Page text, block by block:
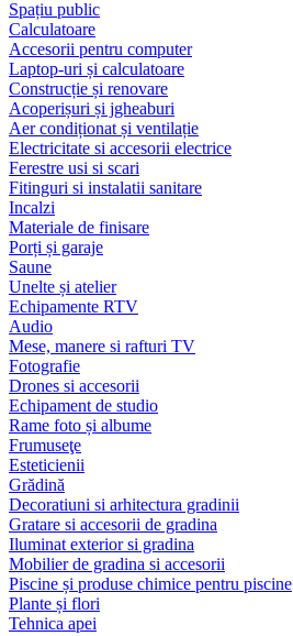
Spațiu public
Calculatoare
Accesorii pentru computer
Laptop-uri și calculatoare
Construcție și renovare
Acoperișuri și jgheaburi
Aer condiționat și ventilație
Electricitate si accesorii electrice
Ferestre usi si scari
Fitinguri si instalatii sanitare
Incalzi
Materiale de finisare
Porți și garaje
Saune
Unelte și atelier
Echipamente RTV
Audio
Mese, manere si rafturi TV
Fotografie
Drones si accesorii
Echipament de studio
Rame foto și albume
Frumuseţe
Esteticienii
Grădină
Decoratiuni si arhitectura gradinii
Gratare si accesorii de gradina
Iluminat exterior si gradina
Mobilier de gradina si accesorii
Piscine și produse chimice pentru piscine
Plante și flori
Tehnica apei